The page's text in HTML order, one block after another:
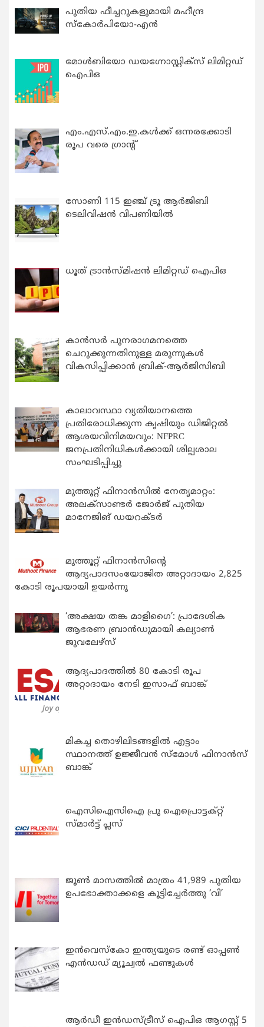
പുതിയ ഫീച്ചറുകളുമായി മഹീന്ദ്ര
സ്കോർപിയോ-എൻ
മോൾബിയോ ഡയഗ്നോസ്റ്റിക്സ് ലിമിറ്റഡ്
ഐപിഒ
എം.എസ്.എം.ഇ.കൾക്ക് ഒന്നരക്കോടി
രൂപ വരെ ഗ്രാന്റ്
സോണി 115 ഇഞ്ച് ട്രൂ ആർജിബി
ടെലിവിഷൻ വിപണിയിൽ
ധൂത് ട്രാൻസ്മിഷൻ ലിമിറ്റഡ് ഐപിഒ
കാന്‍സര്‍ പുനരാഗമനത്തെ
ചെറുക്കുന്നതിനുള്ള മരുന്നുകള്‍
വികസിപ്പിക്കാന്‍ ബ്രിക്-ആര്‍ജിസിബി
കാലാവസ്ഥാ വ്യതിയാനത്തെ
പ്രതിരോധിക്കുന്ന കൃഷിയും ഡിജിറ്റൽ
ആശയവിനിമയവും: NFPRC
ജനപ്രതിനിധികൾക്കായി ശില്പശാല
സംഘടിപ്പിച്ചു
മുത്തൂറ്റ് ഫിനാൻസിൽ നേതൃമാറ്റം:
അലക്സാണ്ടർ ജോർജ് പുതിയ
മാനേജിങ് ഡയറക്ടർ
മുത്തൂറ്റ് ഫിനാൻസിന്റെ
ആദ്യപാദസംയോജിത അറ്റാദായം 2,825
കോടി രൂപയായി ഉയർന്നു
‘അക്ഷയ തങ്ക മാളിഗൈ’: പ്രാദേശിക
ആഭരണ ബ്രാന്‍ഡുമായി കല്യാണ്‍
ജുവലേഴ്‌സ്
ആദ്യപാദത്തിൽ 80 കോടി രൂപ
അറ്റാദായം നേടി ഇസാഫ് ബാങ്ക്
മികച്ച തൊഴിലിടങ്ങളിൽ എട്ടാം
സ്ഥാനത്ത് ഉജ്ജീവൻ സ്മോൾ ഫിനാൻസ്
ബാങ്ക്
ഐസിഐസിഐ പ്രു ഐപ്രൊട്ടക്റ്റ്
സ്മാർട്ട് പ്ലസ്
ജൂൺ മാസത്തിൽ മാത്രം 41,989 പുതിയ
ഉപഭോക്താക്കളെ കൂട്ടിച്ചേർത്തു ‘വി’
ഇന്‍വെസ്കോ ഇന്ത്യയുടെ രണ്ട് ഓപ്പണ്‍
എന്‍ഡഡ് മ്യൂച്വല്‍ ഫണ്ടുകള്‍
ആർഡീ ഇൻഡസ്ട്രീസ് ഐപിഒ ആഗസ്റ്റ് 5